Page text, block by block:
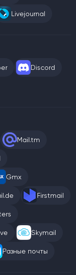
Livejournal
Discord
Mail.tm
Gmx
Firstmail
Skymail
Разные почты